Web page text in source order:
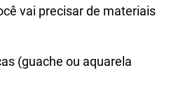
vai precisar de materiais
(guache ou aquarela